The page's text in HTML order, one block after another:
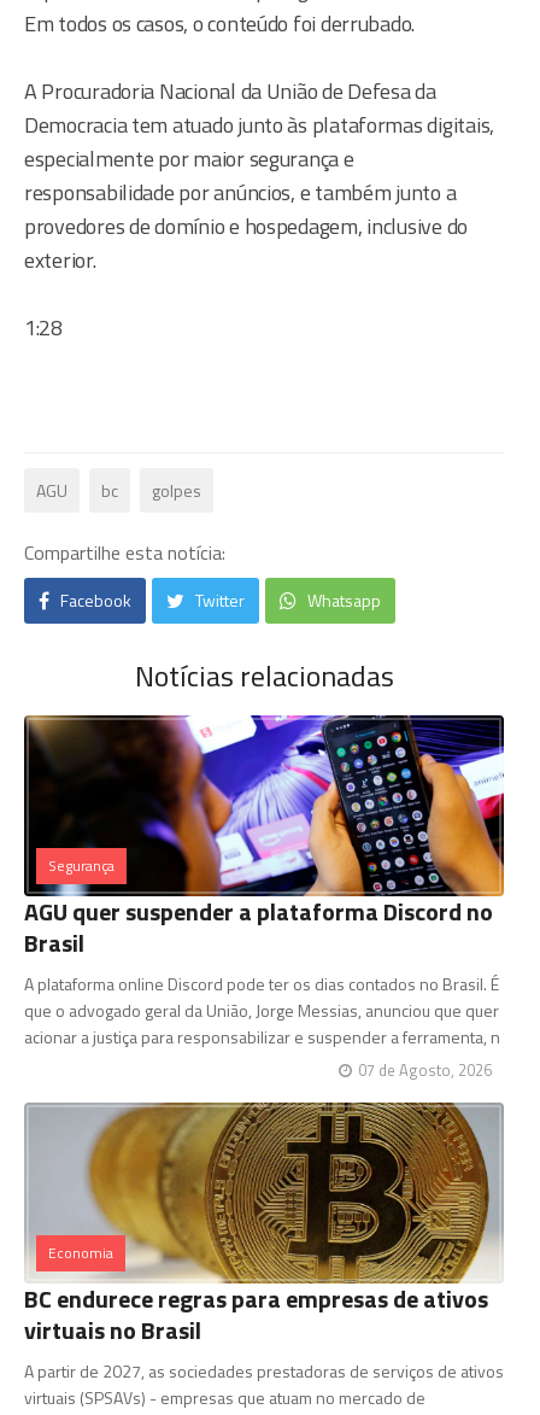
Em todos os casos, o conteúdo foi derrubado.
A Procuradoria Nacional da União de Defesa da
Democracia tem atuado junto às plataformas digitais,
especialmente por maior segurança e
responsabilidade por anúncios, e também junto a
provedores de domínio e hospedagem, inclusive do
exterior.
1:28
AGU bc golpes
Compartilhe esta notícia:
Facebook Twitter Whatsapp
Notícias relacionadas
Segurança
AGU quer suspender a plataforma Discord no
Brasil
A plataforma online Discord pode ter os dias contados no Brasil. É
que o advogado geral da União, Jorge Messias, anunciou que quer
acionar a justiça para responsabilizar e suspender a ferramenta, n
07 de Agosto, 2026
Economia
BC endurece regras para empresas de ativos
virtuais no Brasil
A partir de 2027, as sociedades prestadoras de serviços de ativos
virtuais (SPSAVs) - empresas que atuam no mercado de